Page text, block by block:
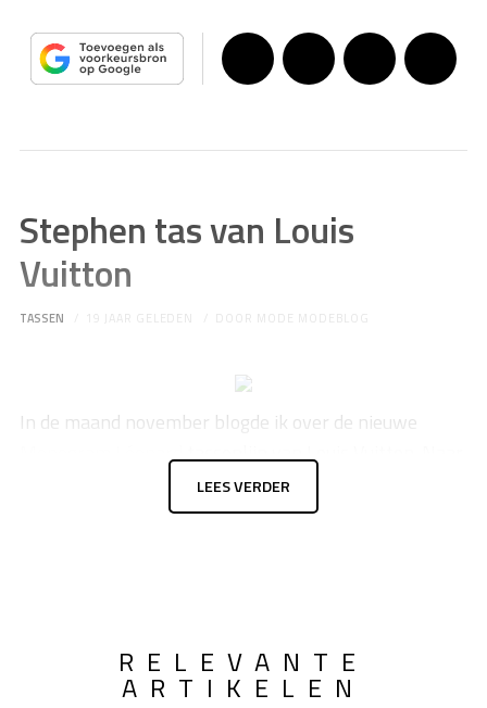
Stephen tas van Louis
Vuitton
TASSEN 19 JAAR GELEDEN DOOR MODE MODEBLOG
In de maand november blogde ik over de nieuwe
Monogram Léopardtassenlijn van Louis Vuitton. Naar
mijn menig nou niet de mooiste collectie tassen die
het merk ooit gemaakt heeft. Maar ondanks het
LEES VERDER
RELEVANTE
ARTIKELEN